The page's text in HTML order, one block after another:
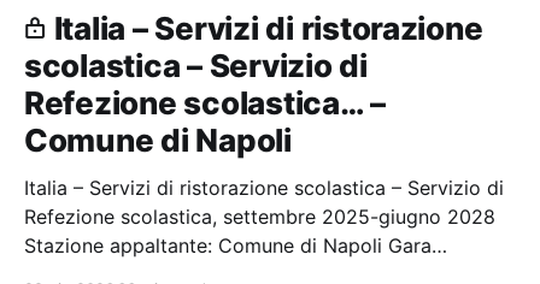
Italia – Servizi di ristorazione
scolastica – Servizio di
Refezione scolastica… –
Comune di Napoli
Italia – Servizi di ristorazione scolastica – Servizio di
Refezione scolastica, settembre 2025-giugno 2028
Stazione appaltante: Comune di Napoli Gara